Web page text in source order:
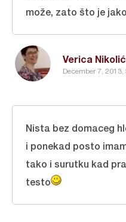
Verica Nikolić
December 7, 2013,
može, zato što je
Nista bez domaceg
i ponekad posto
tako i surutku kad
testo